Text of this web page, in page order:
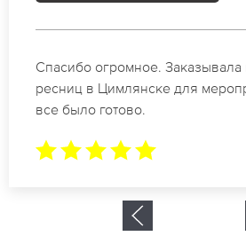
Идеальные мастера своего
ресниц в Цимлянске.
Буду обращаться еще.